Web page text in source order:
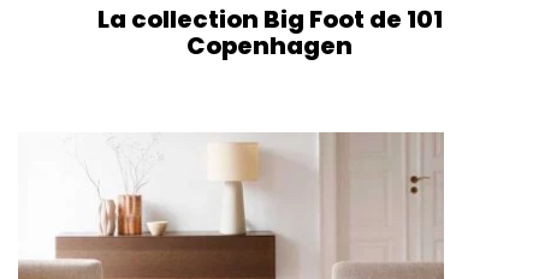
La collection Big Foot de 101
Copenhagen